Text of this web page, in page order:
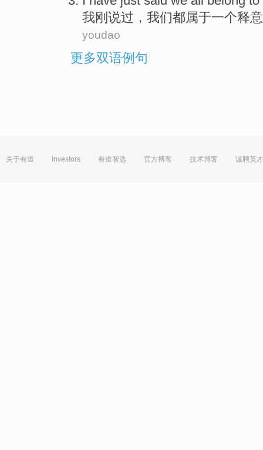
我刚 说过 ， 我们都属于一个释意
youdao
更多双语例句
关于有道 Investors 有道智选 官方博客 技术博客 诚聘英才